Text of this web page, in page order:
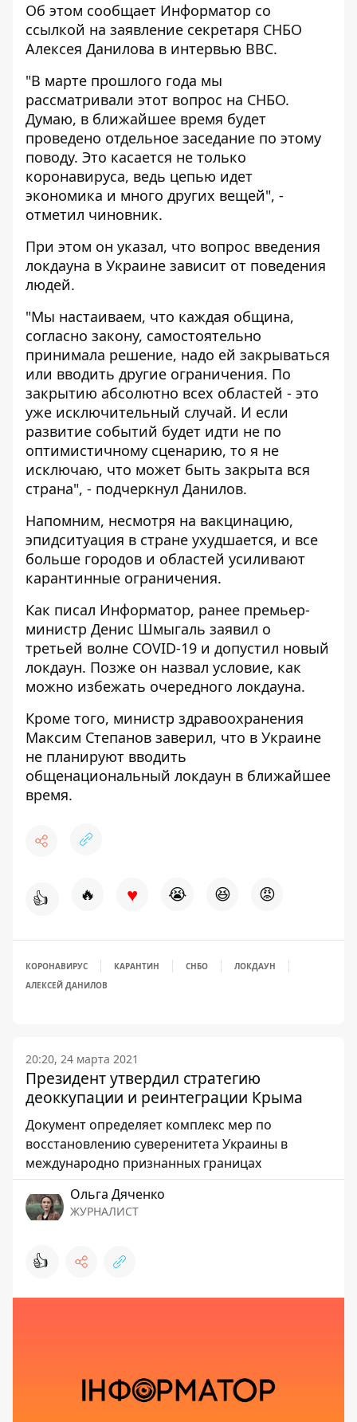
Об этом сообщает Информатор со
ссылкой на заявление секретаря СНБО
Алексея Данилова в интервью ВВС.
"В марте прошлого года мы
рассматривали этот вопрос на СНБО.
Думаю, в ближайшее время будет
проведено отдельное заседание по этому
поводу. Это касается не только
коронавируса, ведь цепью идет
экономика и много других вещей", -
отметил чиновник.
При этом он указал, что вопрос введения
локдауна в Украине зависит от поведения
людей.
"Мы настаиваем, что каждая община,
согласно закону, самостоятельно
принимала решение, надо ей закрываться
или вводить другие ограничения. По
закрытию абсолютно всех областей - это
уже исключительный случай. И если
развитие событий будет идти не по
оптимистичному сценарию, то я не
исключаю, что может быть закрыта вся
страна", - подчеркнул Данилов.
Напомним, несмотря на вакцинацию,
эпидситуация в стране ухудшается, и все
больше городов и областей усиливают
карантинные ограничения.
Как писал Информатор, ранее премьер-
министр Денис Шмыгаль заявил о
третьей волне COVID-19 и допустил новый
локдаун. Позже он назвал условие, как
можно избежать очередного локдауна.
Кроме того, министр здравоохранения
Максим Степанов заверил, что в Украине
не планируют вводить
общенациональный локдаун в ближайшее
время.
👍 🔥 ♥ 😭 😆 😡
КОРОНАВИРУС КАРАНТИН СНБО
ЛОКДАУН
АЛЕКСЕЙ ДАНИЛОВ
20:20, 24 марта 2021
Президент утвердил стратегию
деоккупации и реинтеграции Крыма
Документ определяет комплекс мер по
восстановлению суверенитета Украины в
международно признанных границах
Ольга Дяченко
ЖУРНАЛИСТ
👍